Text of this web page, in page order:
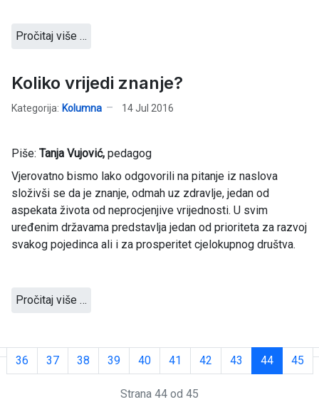
Pročitaj više …
Koliko vrijedi znanje?
Kategorija: Kolumna 14 Jul 2016
Piše: Tanja Vujović, pedagog
Vjerovatno bismo lako odgovorili na pitanje iz naslova
složivši se da je znanje, odmah uz zdravlje, jedan od
aspekata života od neprocjenjive vrijednosti. U svim
uređenim državama predstavlja jedan od prioriteta za razvoj
svakog pojedinca ali i za prosperitet cjelokupnog društva.
Pročitaj više …
36 37 38 39 40 41 42 43 44 45
Strana 44 od 45